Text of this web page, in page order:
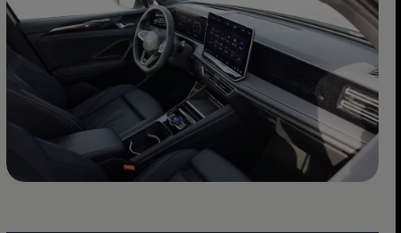
تيغوان
حب من نوع آخر
استكشاف الميزات
احجز تجربة القيادة